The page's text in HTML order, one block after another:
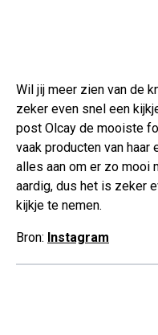
Wil jij meer zien van de
zeker even snel een
post Olcay de mooiste
vaak producten van haar
alles aan om er zo mooi
aardig, dus het is zeker
kijkje te nemen.
Bron: Instagram